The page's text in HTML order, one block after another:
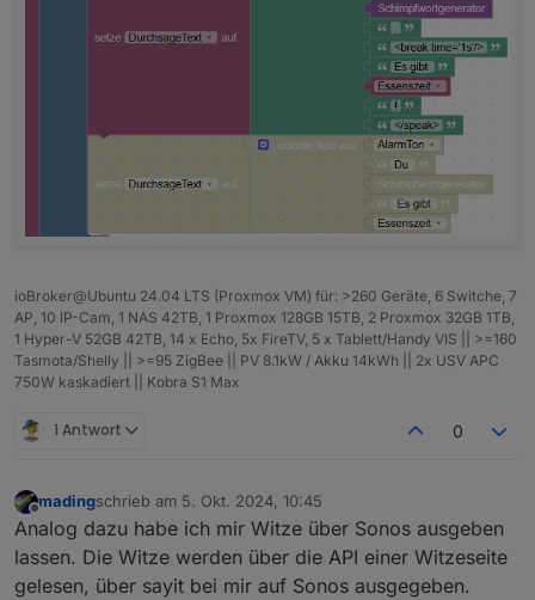
ioBroker@Ubuntu 24.04 LTS (Proxmox VM) für: >260 Geräte, 6 Switche, 7
AP, 10 IP-Cam, 1 NAS 42TB, 1 Proxmox 128GB 15TB, 2 Proxmox 32GB 1TB,
1 Hyper-V 52GB 42TB, 14 x Echo, 5x FireTV, 5 x Tablett/Handy VIS || >=160
Tasmota/Shelly || >=95 ZigBee || PV 8.1kW / Akku 14kWh || 2x USV APC
750W kaskadiert || Kobra S1 Max
1 Antwort 0
Offline
madingschrieb am 5. Okt. 2024, 10:45
zuletzt editiert von
Analog dazu habe ich mir Witze über Sonos ausgeben
lassen. Die Witze werden über die API einer Witzeseite
gelesen, über sayit bei mir auf Sonos ausgegeben.